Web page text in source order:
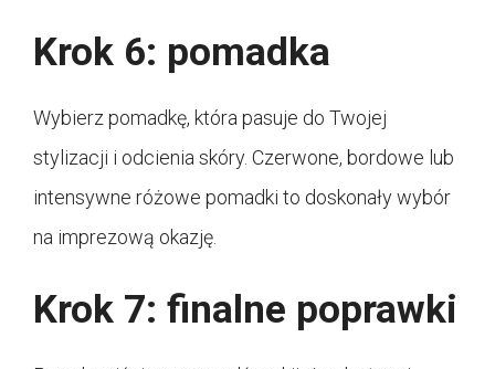
Krok 6: pomadka
Wybierz pomadkę, która pasuje do Twojej
stylizacji i odcienia skóry. Czerwone, bordowe lub
intensywne różowe pomadki to doskonały wybór
na imprezową okazję.
Krok 7: finalne poprawki